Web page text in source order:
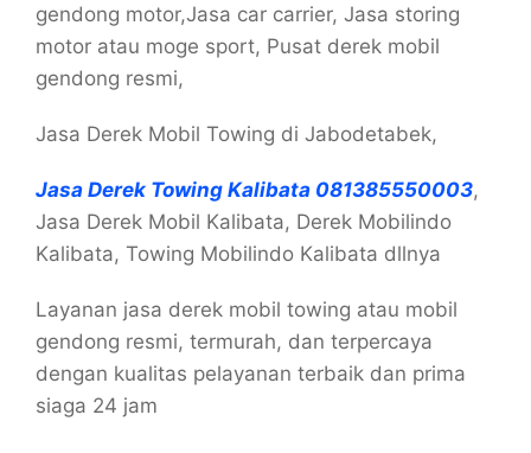
gendong motor,Jasa car carrier, Jasa storing
motor atau moge sport, Pusat derek mobil
gendong resmi,
Jasa Derek Mobil Towing di Jabodetabek,
Jasa Derek Towing Kalibata 081385550003,
Jasa Derek Mobil Kalibata, Derek Mobilindo
Kalibata, Towing Mobilindo Kalibata dllnya
Layanan jasa derek mobil towing atau mobil
gendong resmi, termurah, dan terpercaya
dengan kualitas pelayanan terbaik dan prima
siaga 24 jam